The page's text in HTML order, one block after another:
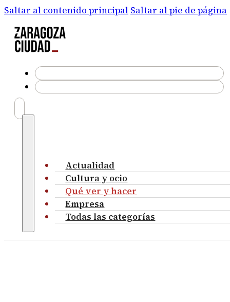
Saltar al contenido principal Saltar al pie de página
Actualidad
Cultura y ocio
Qué ver y hacer
Empresa
Todas las categorías